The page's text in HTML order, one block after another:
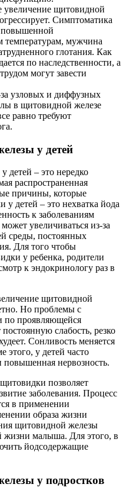
увеличение щитовидной
Симптоматика
повышенной
температурам, мужчина
глотания. Как
по наследственности, а
могут завести
узловых и диффузных
в щитовидной железе
равно требуют
у детей
детей – это нередко
распространенная
причины, которые
детей – это нехватка йода
к заболеваниям
увеличиваться из-за
среды, постоянных
Для того чтобы
у ребенка, родители
к эндокринологу раз в
щитовидной
Но проблемы с
по проявляющейся
слабость, резко
Сонливость меняется
этого, у детей часто
повышенная нервозность.
позволяет
заболевания. Процесс
в применении
образа жизни
щитовидной железы
жизни малыша. Для этого, в
йодсодержащие
у подростков